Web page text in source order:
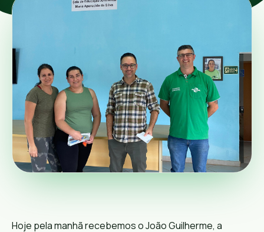
Hoje pela manhã recebemos o João Guilherme, a